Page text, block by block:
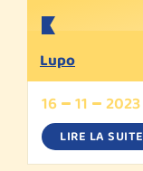
Lupo
16 11 2023
LIRE LA SUITE